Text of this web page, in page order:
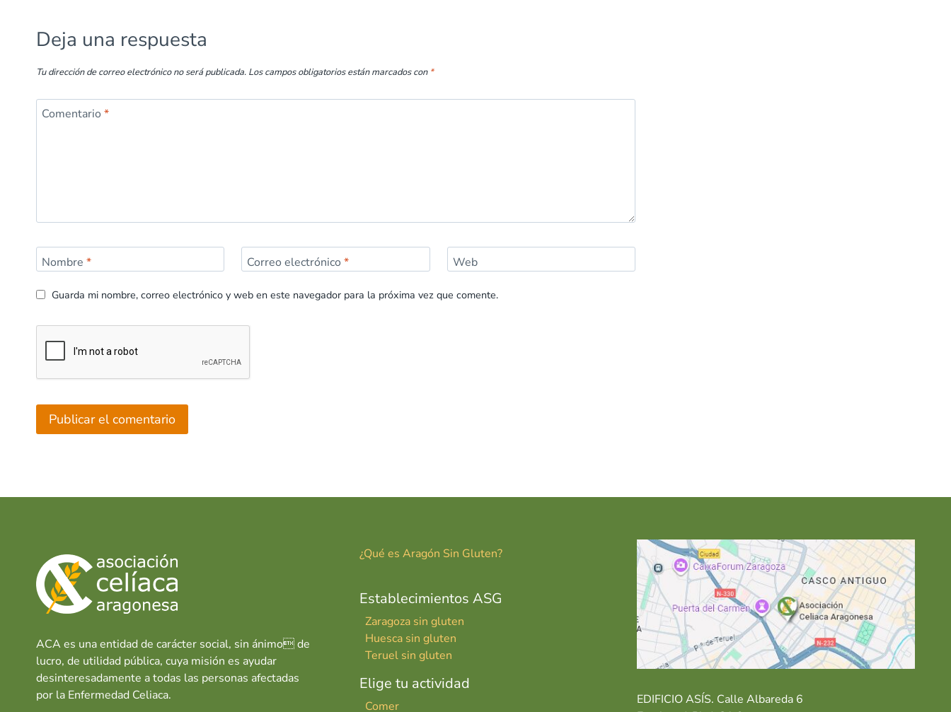
k p
Deja una respuesta
Tu dirección de correo electrónico no será publicada. Los campos obligatorios están marcados con *
Comentario *
Nombre * Correo electrónico* Web
Guarda mi nombre, correo electrónico y web en este navegador para la próxima vez que comente.
ACA es una entidad de carácter social, sin ánimo de
lucro, de utilidad pública, cuya misión es ayudar
desinteresadamente a todas las personas afectadas
por la Enfermedad Celiaca.
¿Qué es Aragón Sin Gluten?
Establecimientos ASG
Zaragoza sin gluten
Huesca sin gluten
Teruel sin gluten
Elige tu actividad
Comer
EDIFICIO ASÍS. Calle Albareda 6